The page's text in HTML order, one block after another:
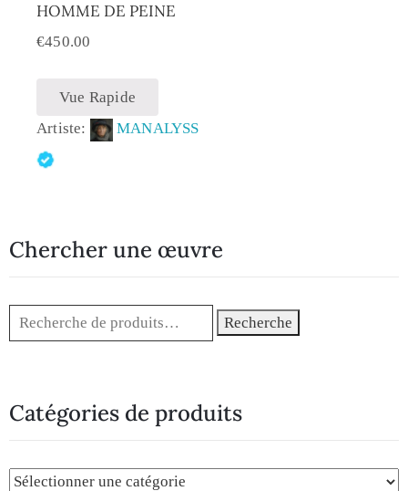
HOMME DE PEINE
€450.00
Vue Rapide
Artiste:
MANALYSS
Chercher une œuvre
Recherche
Catégories de produits